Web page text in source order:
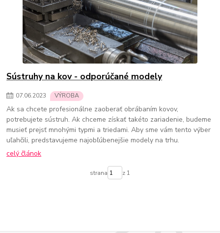
Sústruhy na kov - odporúčané modely
07.06.2023 VÝROBA
Ak sa chcete profesionálne zaoberať obrábaním kovov,
potrebujete sústruh. Ak chceme získať takéto zariadenie, budeme
musieť prejsť mnohými typmi a triedami. Aby sme vám tento výber
uľahčili, predstavujeme najobľúbenejšie modely na trhu.
celý článok
strana z 1